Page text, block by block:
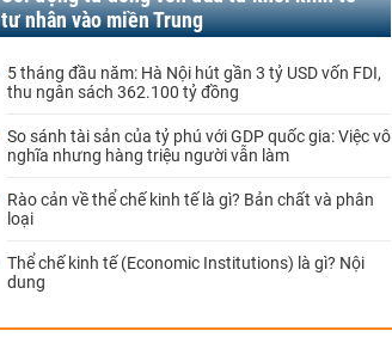
tư nhân vào miền Trung
5 tháng đầu năm: Hà Nội hút gần 3 tỷ USD vốn FDI,
thu ngân sách 362.100 tỷ đồng
So sánh tài sản của tỷ phú với GDP quốc gia: Việc vô
nghĩa nhưng hàng triệu người vẫn làm
Rào cản về thể chế kinh tế là gì? Bản chất và phân
loại
Thể chế kinh tế (Economic Institutions) là gì? Nội
dung